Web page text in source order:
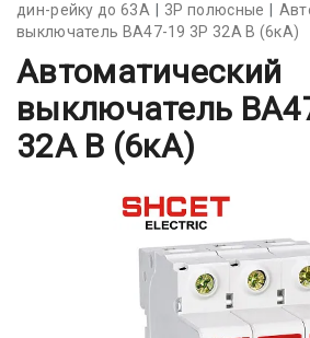
дин-рейку до 63А
3Р полюсные
выключатель BA47-19 3P 32А В (6кА)
Автоматический
выключатель
32А В (6кА)